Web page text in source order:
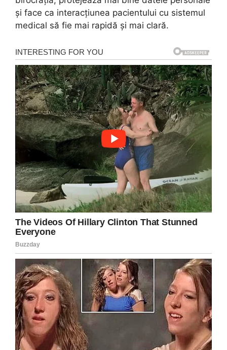
și face ca interacțiunea pacientului cu sistemul
medical să fie mai rapidă și mai clară.